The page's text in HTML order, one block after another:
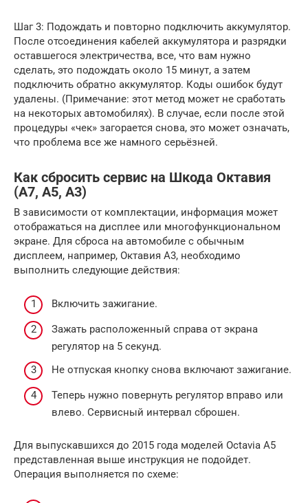
Шаг 3: Подождать и повторно подключить аккумулятор.
После отсоединения кабелей аккумулятора и разрядки
оставшегося электричества, все, что вам нужно
сделать, это подождать около 15 минут, а затем
подключить обратно аккумулятор. Коды ошибок будут
удалены. (Примечание: этот метод может не сработать
на некоторых автомобилях). В случае, если после этой
процедуры «чек» загорается снова, это может означать,
что проблема все же намного серьёзней.
Как сбросить сервис на Шкода Октавия
(А7, А5, А3)
В зависимости от комплектации, информация может
отображаться на дисплее или многофункциональном
экране. Для сброса на автомобиле с обычным
дисплеем, например, Октавия A3, необходимо
выполнить следующие действия:
Включить зажигание.
Зажать расположенный справа от экрана
регулятор на 5 секунд.
Не отпуская кнопку снова включают зажигание.
Теперь нужно повернуть регулятор вправо или
влево. Сервисный интервал сброшен.
Для выпускавшихся до 2015 года моделей Octavia A5
представленная выше инструкция не подойдет.
Операция выполняется по схеме: